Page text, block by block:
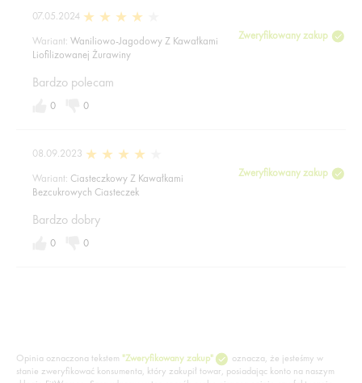
07.05.2024
Zweryfikowany zakup
Wariant: Waniliowo-Jagodowy Z Kawałkami
Liofilizowanej Żurawiny
Bardzo polecam
0 0
08.09.2023
Zweryfikowany zakup
Wariant: Ciasteczkowy Z Kawałkami
Bezcukrowych Ciasteczek
Bardzo dobry
0 0
Opinia oznaczona tekstem "Zweryfikowany zakup"
oznacza, że jesteśmy w
stanie zweryfikować konsumenta, który zakupił towar, posiadając konto na naszym